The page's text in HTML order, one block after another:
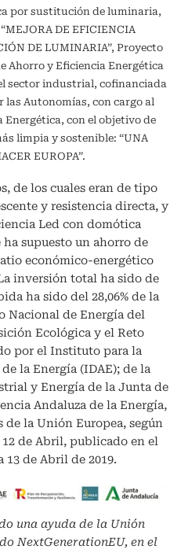
por sustitución de luminaria,
DE EFICIENCIA
DE LUMINARIA”, Proyecto
Ahorro y Eficiencia Energética
sector industrial, cofinanciada
las Autonomías, con cargo al
Energética, con el objetivo de
limpia y sostenible: “UNA
EUROPA”.
de los cuales eran de tipo
y resistencia directa, y
Led con domótica
supuesto un ahorro de
económico-energético
inversión total ha sido de
ha sido del 28,06% de la
Nacional de Energía del
Ecológica y el Reto
por el Instituto para la
la Energía (IDAE); de la
y Energía de la Junta de
Andaluza de la Energía,
la Unión Europea, según
12 de Abril, publicado en el
13 de Abril de 2019.
una ayuda de la Unión
NextGenerationEU, en el